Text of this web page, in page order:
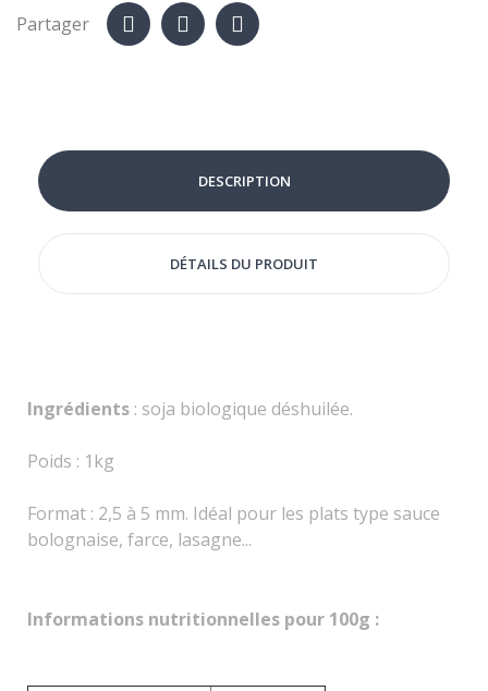
Partager
DESCRIPTION
DÉTAILS DU PRODUIT
Ingrédients : soja biologique déshuilée.
Poids : 1kg
Format : 2,5 à 5 mm. Idéal pour les plats type sauce
bolognaise, farce, lasagne...
Informations nutritionnelles pour 100g :